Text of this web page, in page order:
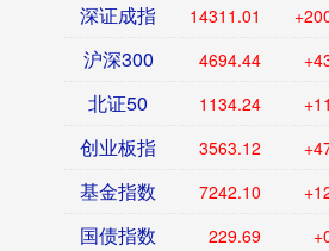
深证成指 14311.01
沪深300 4694.44
北证50 1134.24
创业板指 3563.12
基金指数 7242.10
国债指数 229.69